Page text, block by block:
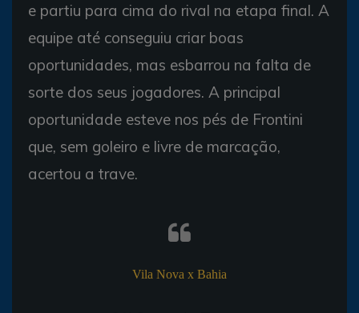
e partiu para cima do rival na etapa final. A
equipe até conseguiu criar boas
oportunidades, mas esbarrou na falta de
sorte dos seus jogadores. A principal
oportunidade esteve nos pés de Frontini
que, sem goleiro e livre de marcação,
acertou a trave.
Vila Nova x Bahia